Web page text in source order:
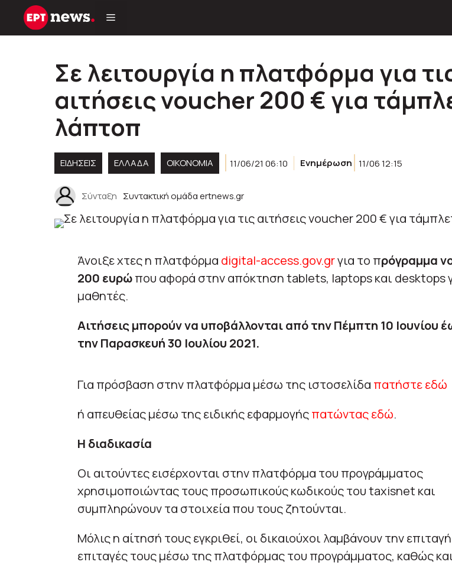
Μετάβαση
Σε λειτουργία η πλατφόρμα για
αιτήσεις voucher 200 € για
λάπτοπ
ΕΙΔΗΣΕΙΣ ΕΛΛΑΔΑ ΟΙΚΟΝΟΜΙΑ 11/06/21 06:10 Ενημέρωση 11/06 12:15
Σύνταξη Συντακτική ομάδα ertnews.gr
Άνοιξε χτες η πλατφόρμα digital-access.gov.grγια το πρόγραμμα
200 ευρώπου αφορά στην απόκτηση tablets, laptops και desktops
μαθητές.
Αιτήσεις μπορούν να υποβάλλονται από την Πέμπτη 10 Ιουνίου
την Παρασκευή 30 Ιουλίου 2021.
Για πρόσβαση στην πλατφόρμα μέσω της ιστοσελίδα πατήστε εδώ
ή απευθείας μέσω της ειδικής εφαρμογήςπατώντας εδώ.
Η διαδικασία
Οι αιτούντες εισέρχονται στην πλατφόρμα του προγράμματος
χρησιμοποιώντας τους προσωπικούς κωδικούς του taxisnet και
συμπληρώνουν τα στοιχεία που τους ζητούνται.
Μόλις η αίτησή τους εγκριθεί, οι δικαιούχοι λαμβάνουν την
επιταγές τους μέσω της πλατφόρμας του προγράμματος, καθώς